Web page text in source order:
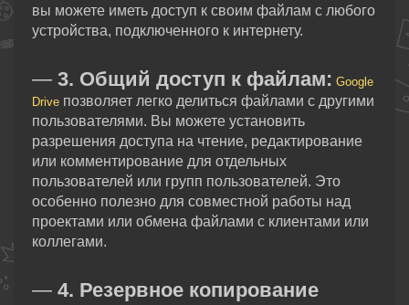
вы можете иметь доступ к своим файлам с любого
устройства, подключенного к интернету.
— 3. Общий доступ к файлам: Google
Drive позволяет легко делиться файлами с другими
пользователями. Вы можете установить
разрешения доступа на чтение, редактирование
или комментирование для отдельных
пользователей или групп пользователей. Это
особенно полезно для совместной работы над
проектами или обмена файлами с клиентами или
коллегами.
— 4. Резервное копирование